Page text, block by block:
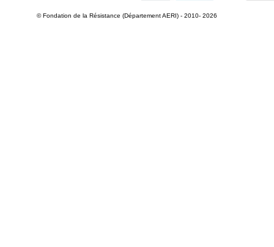
© Fondation de la Résistance (Département AERI) - 2010- 2026